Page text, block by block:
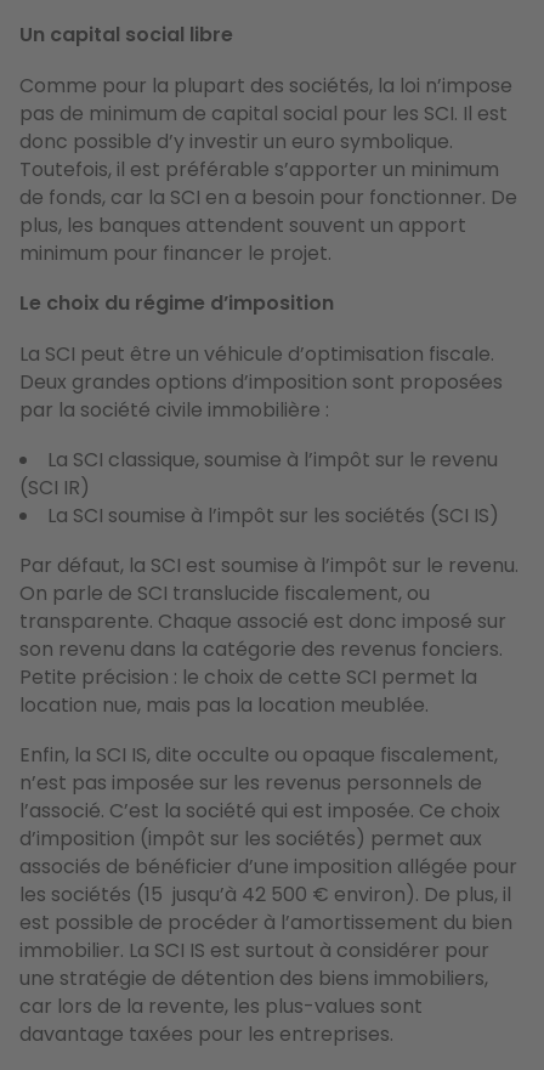
Un capital social libre
Comme pour la plupart des sociétés, la loi n’impose
pas de minimum de capital social pour les SCI. Il est
donc possible d’y investir un euro symbolique.
Toutefois, il est préférable s’apporter un minimum
de fonds, car la SCI en a besoin pour fonctionner. De
plus, les banques attendent souvent un apport
minimum pour financer le projet.
Le choix du régime d’imposition
La SCI peut être un véhicule d’optimisation fiscale.
Deux grandes options d’imposition sont proposées
par la société civile immobilière :
La SCI classique, soumise à l’impôt sur le revenu
(SCI IR)
La SCI soumise à l’impôt sur les sociétés (SCI IS)
Par défaut, la SCI est soumise à l’impôt sur le revenu.
On parle de SCI translucide fiscalement, ou
transparente. Chaque associé est donc imposé sur
son revenu dans la catégorie des revenus fonciers.
Petite précision : le choix de cette SCI permet la
location nue, mais pas la location meublée.
Enfin, la SCI IS, dite occulte ou opaque fiscalement,
n’est pas imposée sur les revenus personnels de
l’associé. C’est la société qui est imposée. Ce choix
d’imposition (impôt sur les sociétés) permet aux
associés de bénéficier d’une imposition allégée pour
les sociétés (15 jusqu’à 42 500 € environ). De plus, il
est possible de procéder à l’amortissement du bien
immobilier. La SCI IS est surtout à considérer pour
une stratégie de détention des biens immobiliers,
car lors de la revente, les plus-values sont
davantage taxées pour les entreprises.